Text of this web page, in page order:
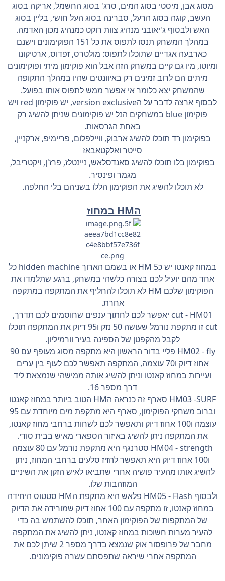
מסוג אבן, מיסטי בסוג המים, סרג' בסוג החשמל, אריקה בסוג
העשב, קוגה בסוג הרעל, סברינה בסוג העל חושי, בליין בסוג
האש ולבסוף ג'יאובני מנהיג צוות רוקט כמנהיג מכון האדמה.
במהלך המשחק תנסו לתפוס את כל 151 הפוקימונים וישנם
כארבעה אגדיים שתוכלו לתפוס: מולטרס, זפדוס, ארטיקונו
ומיוטו, מיו גם קיים במשחק הזה אבל הוא פוקימון מיתי ופוקימונים
מיתים הם לרוב זמינים רק באיוונטים שהיו במהלך התקופה
שהמשחק יצא כלומר אי אפשר ממש לתפוס אותו בפועל.
לבסוף ארצה לדבר על הversion exclusive, יש פוקימון red ויש
פוקימון blue במשחקים הנל יש פוקימונים שניתן להשיג רק
באחת הגרסאות.
בפוקימון רד תוכלו להשיג ארבוק, וויילפלום, פריימיפ, ארקניין,
סייטר ואלקטאבאז
בפוקימון בלו תוכלו להשיג סאנדסלאש, ניינטלז, פרז'ן, ויקטריבל,
מגמר ופינסיר.
לא תוכלו להשיג את הפוקימון הללו בשניהם בלי החלפה.
הHM במחוז
במחוז קאנטו יש כ5 HM או בשמם הארוך hidden machine כל
אחד מהם יועיל לכם בצורה כלשהי במשחק, ברגע שתלמדו את
הפוקימון שלכם HM לא תוכלו להחליף את המתקפה במתקפה
אחרת.
cut - HM01 יאפשר לכם לחתוך ענפים שחוסמים לכם תדרך,
cut זו מתקפת נורמל שעושה 50 נזק ו95 דיוק את המתקפה תוכלו
לקבל מהקפטן של הספינה בעיר וורמיליון.
HM02 - fly פליי בדור הראשון היא מתקפה מסוג מעופף עם 90
אחוז דיוק ו70 עוצמה, המתקפה תאפשר לכם לעוף בין ערים
ועיירות במחוז קאנטו וניתן להשיג אותה ממישהי שנמצאת ליד
דרך מספר 16.
HM03 -SURF סארף זה כנראה הHM הטוב ביותר במחוז קאנטו
וברוב משחקי הפוקימון, סארף היא מתקפת מים מיוחדת עם 95
עוצמה ו100 אחוז דיוק ותאפשר לכם לשחות ברחבי מחוז קאנטו,
את המתקפה ניתן להשיג באיזור הספארי מאיש בבית סודי.
HM04 - strength סטרנגף היא מתקפת נורמל עם 80 עוצמה
ו100 אחוז דיוק היא תאפשר להזיז סלעים ברחבי המחוז, ניתן
להשיג אותו מהעיר פושיה אחרי שתביאו לאיש הזקן את השיניים
המוזהבות שלו.
ולבסוף HM05 - Flash פלאש היא מתקפת הHM סטטוס היחידה
במחוז קאנטו, זו מתקפה עם 100 אחוז דיוק שמורידה את הדיוק
של המתקפות של הפוקימון האחר, תוכלו להשתמש בה כדי
להעיר מערות חשוכות במחוז קאנטו, ניתן להשיג את המתקפה
מחבר של פרופסור אוק שנמצא בדרך מספר 2 שיתן לכם את
המתקפה אחרי שיראה שתפסתם עשרה פוקימונים.